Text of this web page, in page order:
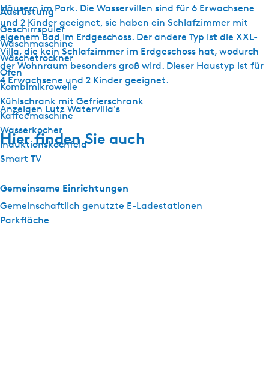
Ausrüstung
Geschirrspüler
Waschmaschine
Wäschetrockner
Ofen
Kombimikrowelle
Kühlschrank mit Gefrierschrank
Kaffeemaschine
Wasserkocher
Induktionskochfeld
Smart TV
Gemeinsame Einrichtungen
Gemeinschaftlich genutzte E-Ladestationen
Parkfläche
Häusern im Park. Die Wasservillen sind für 6 Erwachsene
und 2 Kinder geeignet, sie haben ein Schlafzimmer mit
eigenem Bad im Erdgeschoss. Der andere Typ ist die XXL-
Villa, die kein Schlafzimmer im Erdgeschoss hat, wodurch
der Wohnraum besonders groß wird. Dieser Haustyp ist für
4 Erwachsene und 2 Kinder geeignet.
Anzeigen Lutz Watervilla's
Hier finden Sie auch